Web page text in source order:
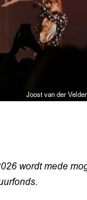
Joost van der
wordt mede